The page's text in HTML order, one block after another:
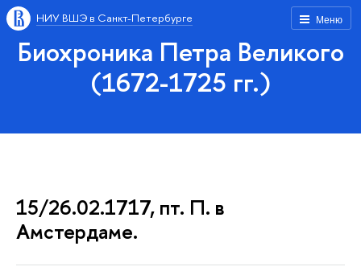
Меню
НИУ ВШЭ в Санкт-Петербурге
Биохроника Петра Великого
(1672-1725 гг.)
15/26.02.1717, пт. П. в
Амстердаме.